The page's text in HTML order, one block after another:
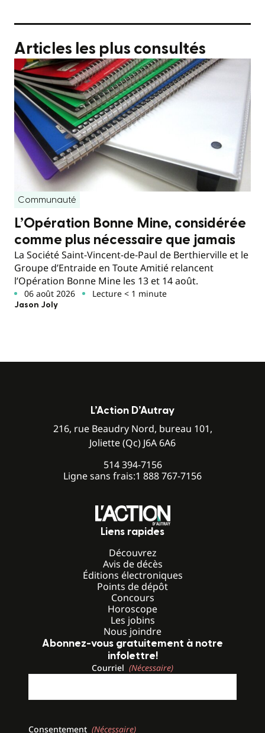
Articles les plus consultés
Communauté
L’Opération Bonne Mine, considérée
comme plus nécessaire que jamais
La Société Saint-Vincent-de-Paul de Berthierville et le
Groupe d’Entraide en Toute Amitié relancent
l’Opération Bonne Mine les 13 et 14 août.
06 août 2026 Lecture < 1 minute
Jason Joly
L’Action D’Autray
216, rue Beaudry Nord, bureau 101,
Joliette (Qc) J6A 6A6
514 394-7156
Ligne sans frais:1 888 767-7156
Liens rapides
Découvrez
Avis de décès
Éditions électroniques
Points de dépôt
Concours
Horoscope
Les jobins
Nous joindre
Abonnez-vous gratuitement à notre
infolettre!
Courriel (Nécessaire)
Consentement (Nécessaire)